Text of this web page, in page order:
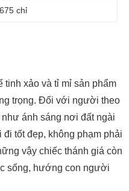
chỉ
tinh xảo và tỉ mỉ sản phẩm
trọng. Đối với người theo
ánh sáng nơi đất ngài
tốt đẹp, không phạm phải
vậy chiếc thánh giá còn
sống, hướng con người